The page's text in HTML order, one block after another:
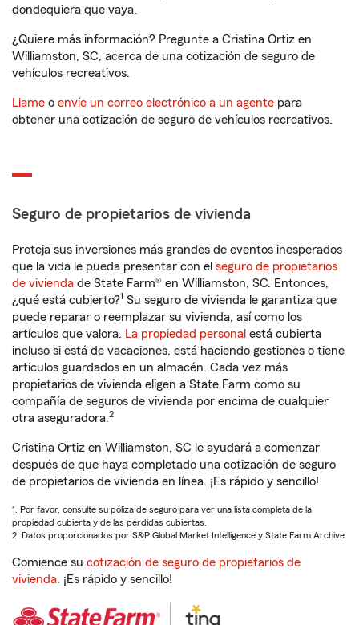
dondequiera que vaya.
¿Quiere más información? Pregunte a Cristina Ortiz en
Williamston, SC, acerca de una cotización de seguro de
vehículos recreativos.
Llame o envíe un correo electrónico a un agente para
obtener una cotización de seguro de vehículos recreativos.
Seguro de propietarios de vivienda
Proteja sus inversiones más grandes de eventos inesperados
que la vida le pueda presentar con el seguro de propietarios
de vivienda de State Farm® en Williamston, SC. Entonces,
¿qué está cubierto?1 Su seguro de vivienda le garantiza que
puede reparar o reemplazar su vivienda, así como los
artículos que valora. La propiedad personal está cubierta
incluso si está de vacaciones, está haciendo gestiones o tiene
artículos guardados en un almacén. Cada vez más
propietarios de vivienda eligen a State Farm como su
compañía de seguros de vivienda por encima de cualquier
otra aseguradora.2
Cristina Ortiz en Williamston, SC le ayudará a comenzar
después de que haya completado una cotización de seguro
de propietarios de vivienda en línea. ¡Es rápido y sencillo!
1. Por favor, consulte su póliza de seguro para ver una lista completa de la
propiedad cubierta y de las pérdidas cubiertas.
2. Datos proporcionados por S&P Global Market Intelligence y State Farm Archive.
Comience su cotización de seguro de propietarios de
vivienda. ¡Es rápido y sencillo!